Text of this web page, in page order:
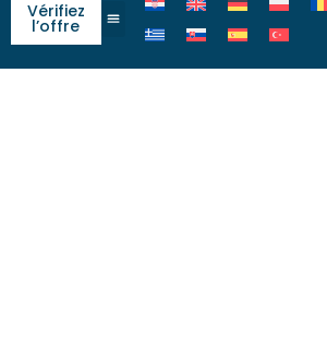
Vérifiez
l’offre